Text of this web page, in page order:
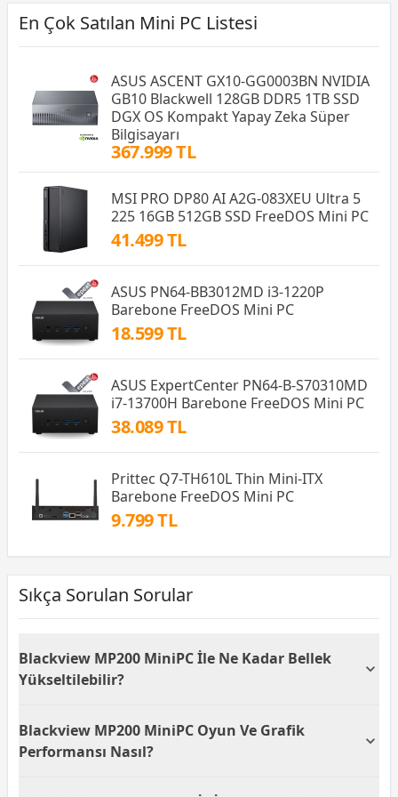
En Çok Satılan Mini PC Listesi
ASUS ASCENT GX10-GG0003BN NVIDIA
GB10 Blackwell 128GB DDR5 1TB SSD
DGX OS Kompakt Yapay Zeka Süper
Bilgisayarı
367.999 TL
MSI PRO DP80 AI A2G-083XEU Ultra 5
225 16GB 512GB SSD FreeDOS Mini PC
41.499 TL
ASUS PN64-BB3012MD i3-1220P
Barebone FreeDOS Mini PC
18.599 TL
ASUS ExpertCenter PN64-B-S70310MD
i7-13700H Barebone FreeDOS Mini PC
38.089 TL
Prittec Q7-TH610L Thin Mini-ITX
Barebone FreeDOS Mini PC
9.799 TL
Sıkça Sorulan Sorular
Blackview MP200 MiniPC İle Ne Kadar Bellek
Yükseltilebilir?
bulunmakta ve mevcut 16GB RAM'e ek olarak
toplamda 128GB’a kadar yükseltme yapılabilir bu
Blackview MP200 MiniPC Oyun Ve Grafik
Performansı Nasıl?